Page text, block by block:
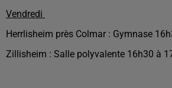
Vendredi
Herrlisheim près Colmar : Gymnase
Zillisheim : Salle polyvalente 16h30 à